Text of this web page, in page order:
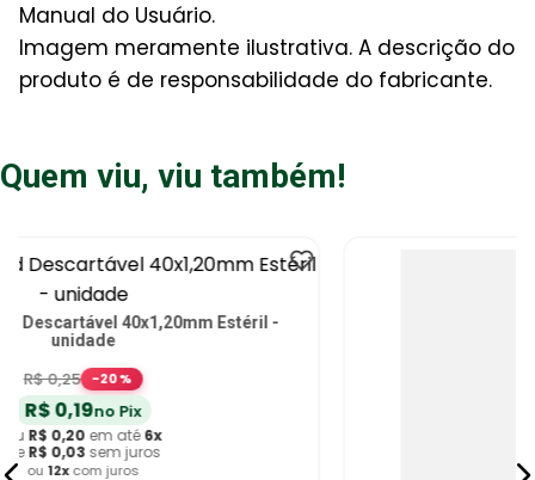
Manual do Usuário.
Imagem meramente ilustrativa. A descrição do
produto é de responsabilidade do fabricante.
Quem viu, viu também!